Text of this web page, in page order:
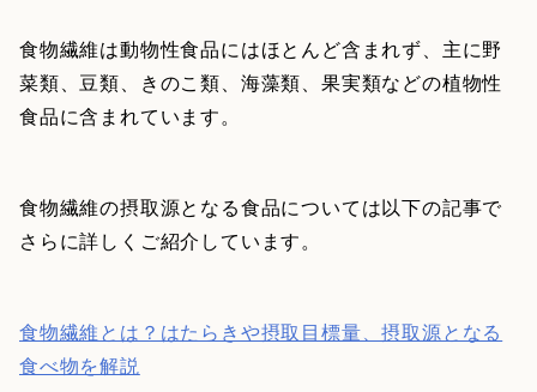
食物繊維は動物性食品にはほとんど含まれず、主に野
菜類、豆類、きのこ類、海藻類、果実類などの植物性
食品に含まれています。
食物繊維の摂取源となる食品については以下の記事で
さらに詳しくご紹介しています。
食物繊維とは？はたらきや摂取目標量、摂取源となる
食べ物を解説